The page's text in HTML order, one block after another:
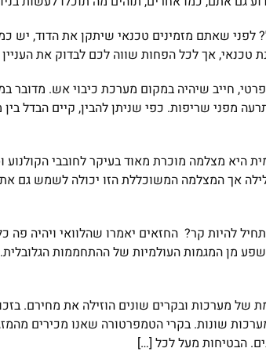
שאתם מזמינים טכנאי שיתקן את הדוד, יש
טכנאי, אך לכל הפחות שווה לכם לבדוק את
פרטי, חייב שיהיה במקום מערכת כיבוי אש.
מפני שריפות. כפי שניתן להבין, קיים הבדל
היא מצלמה מוכרת מאוד בעיקר לחובבי
אך המצלמה המשוכללת הזו יכולה לשמש גם את
מן המגמות העולמיות של ההתחממות
של מערכות ובקרים שונים הוזילה את מחירם.
שונות. בקרי הטמפרטורה שאנו מכירים
הבטיחות מעל לכל […]